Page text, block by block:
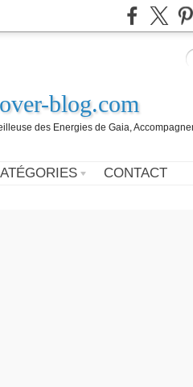
blog.com
des Energies de Gaia,
CONTACT